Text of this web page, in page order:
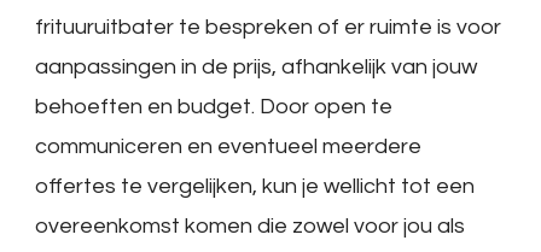
frituuruitbater te bespreken of er ruimte is voor
aanpassingen in de prijs, afhankelijk van jouw
behoeften en budget. Door open te
communiceren en eventueel meerdere
offertes te vergelijken, kun je wellicht tot een
overeenkomst komen die zowel voor jou als